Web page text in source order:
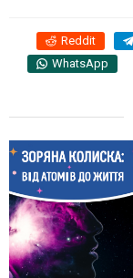
Reddit
WhatsApp